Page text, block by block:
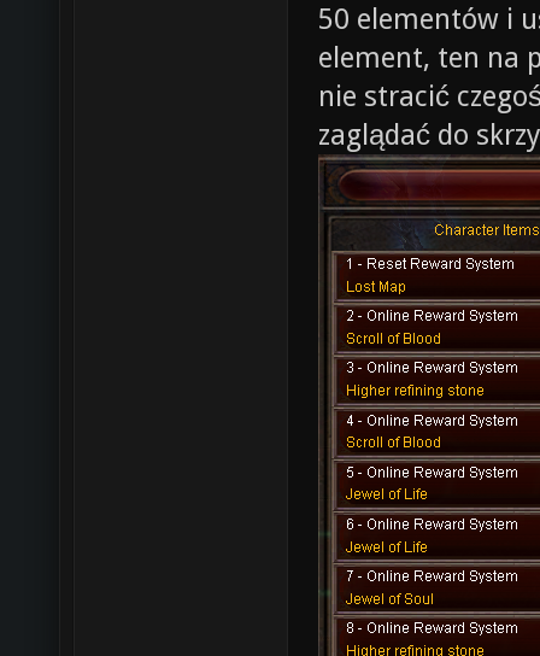
50 elementów i
element, ten na
nie stracić
zaglądać do